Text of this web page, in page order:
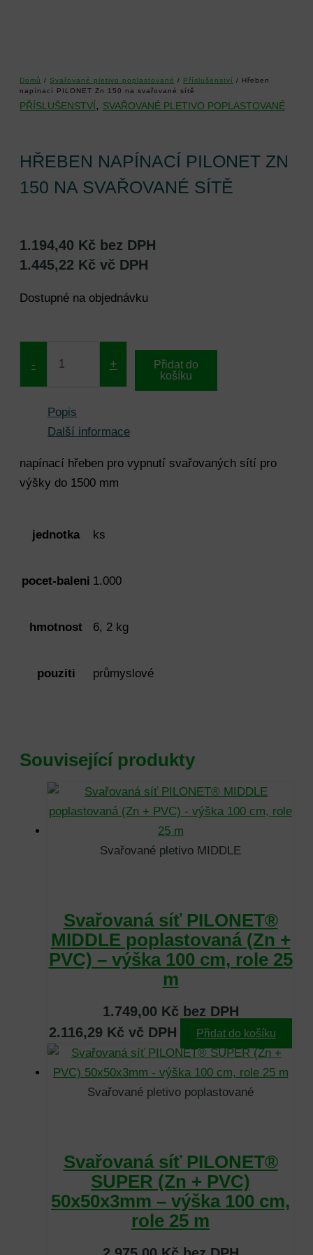
Domů / Svařované pletivo poplastované / Příslušenství / Hřeben
napínací PILONET Zn 150 na svařované sítě
PŘÍSLUŠENSTVÍ, SVAŘOVANÉ PLETIVO POPLASTOVANÉ
HŘEBEN NAPÍNACÍ PILONET ZN
150 NA SVAŘOVANÉ SÍTĚ
1.194,40 Kč bez DPH
1.445,22 Kč vč DPH
Dostupné na objednávku
- +
Přidat do
košíku
Popis
Další informace
napínací hřeben pro vypnutí svařovaných sítí pro
výšky do 1500 mm
jednotka ks
pocet-baleni 1.000
hmotnost 6, 2 kg
pouziti průmyslové
Související produkty
Svařované pletivo MIDDLE
Svařovaná síť PILONET®
MIDDLE poplastovaná (Zn +
PVC) – výška 100 cm, role 25
m
1.749,00 Kčbez DPH
2.116,29 Kč vč DPH Přidat do košíku
Svařované pletivo poplastované
Svařovaná síť PILONET®
SUPER (Zn + PVC)
50x50x3mm – výška 100 cm,
role 25 m